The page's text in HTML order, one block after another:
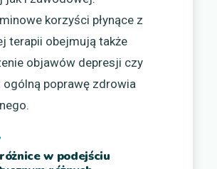
korzyści płynące z
terapii obejmują także
objawów depresji czy
ogólną poprawę zdrowia
w podejściu